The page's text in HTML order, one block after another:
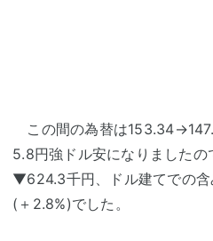
この間の為替は
5.8円強ドル安になりました
▼624.3千円、ドル建てでの
(＋2.8%)でした。